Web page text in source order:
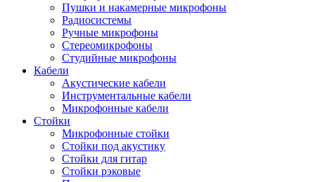
Пушки и накамерные микрофоны
Радиосистемы
Ручные микрофоны
Стереомикрофоны
Студийные микрофоны
Кабели
Акустические кабели
Инструментальные кабели
Микрофонные кабели
Стойки
Микрофонные стойки
Стойки под акустику
Стойки для гитар
Стойки рэковые